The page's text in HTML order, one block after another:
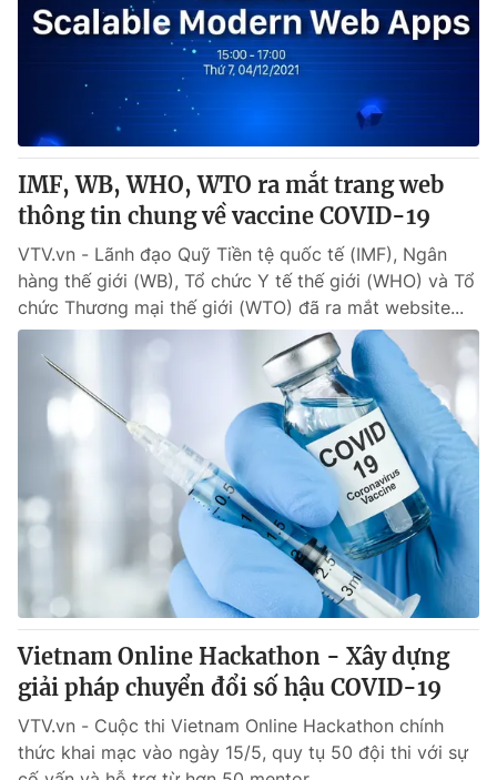
Thị trường 24h Tấm lòng Việt
Vươn mình bằng AI
VTV9 VTV8
Liên hệ tòa soạn English
THỜI BÁO VTV
Theo dõi báo trên
Cơ quan chủ quản:
Đài Truyền hình Việt Nam
Thời báo VTV
Giấy phép hoạt động báo in và báo điện tử số 483/GP-BTTTT
cấp ngày 29/12/2023
Tổng Biên tập:Vũ Thanh Thủy
Phó Tổng Biên tập:Nguyễn Thị Mỹ Hạnh, Phạm Quốc Thắng,
Nguyễn Trọng Ninh
Tổng đài VTV:024.38 355 931 - 024.38 355 932
Ðiện thoại Thời báo VTV:024.66 897 897
toasoan@vtv.vn
Liên hệ quảng cáo: 024-7300.7108
IMF, WB, WHO, WTO ra mắt trang web
thông tin chung về vaccine COVID-19
VTV.vn - Lãnh đạo Quỹ Tiền tệ quốc tế (IMF), Ngân
hàng thế giới (WB), Tổ chức Y tế thế giới (WHO) và Tổ
chức Thương mại thế giới (WTO) đã ra mắt website...
Vietnam Online Hackathon - Xây dựng
giải pháp chuyển đổi số hậu COVID-19
VTV.vn - Cuộc thi Vietnam Online Hackathon chính
thức khai mạc vào ngày 15/5, quy tụ 50 đội thi với sự